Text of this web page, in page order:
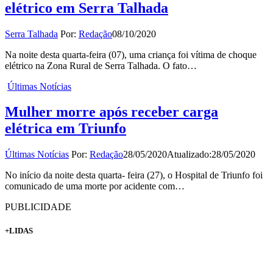
elétrico em Serra Talhada
Serra Talhada Por: Redação08/10/2020
Na noite desta quarta-feira (07), uma criança foi vítima de choque
elétrico na Zona Rural de Serra Talhada. O fato…
Últimas Notícias
Mulher morre após receber carga
elétrica em Triunfo
Últimas Notícias Por: Redação28/05/2020Atualizado:28/05/2020
No início da noite desta quarta- feira (27), o Hospital de Triunfo foi
comunicado de uma morte por acidente com…
PUBLICIDADE
+LIDAS